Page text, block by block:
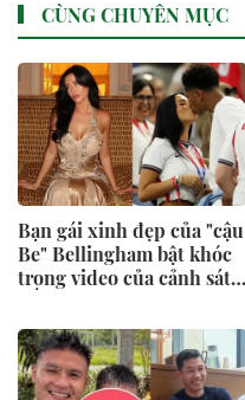
CÙNG CHUYÊN MỤC
Bạn gái xinh đẹp của "cậu
Be" Bellingham bật khóc
trong video của cảnh sát,